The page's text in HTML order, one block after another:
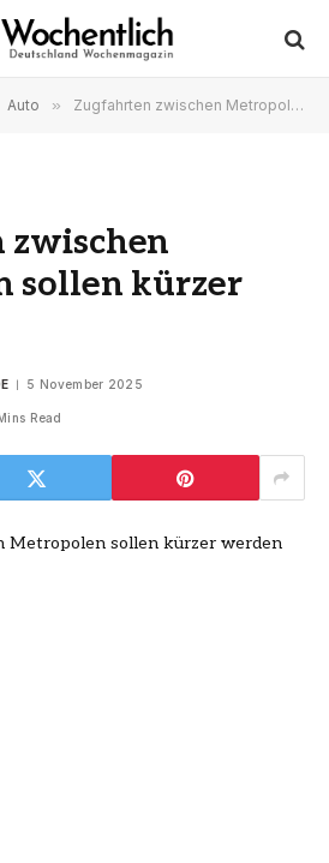
Auto » Zugfahrten zwischen Metropolen sollen kürzer werden
zwischen
sollen kürzer
5 November 2025
Read